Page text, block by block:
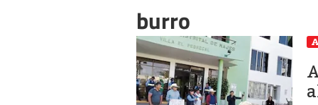
burro